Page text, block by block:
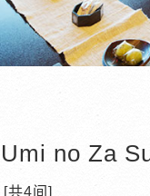
Umi no Za
[共4间]